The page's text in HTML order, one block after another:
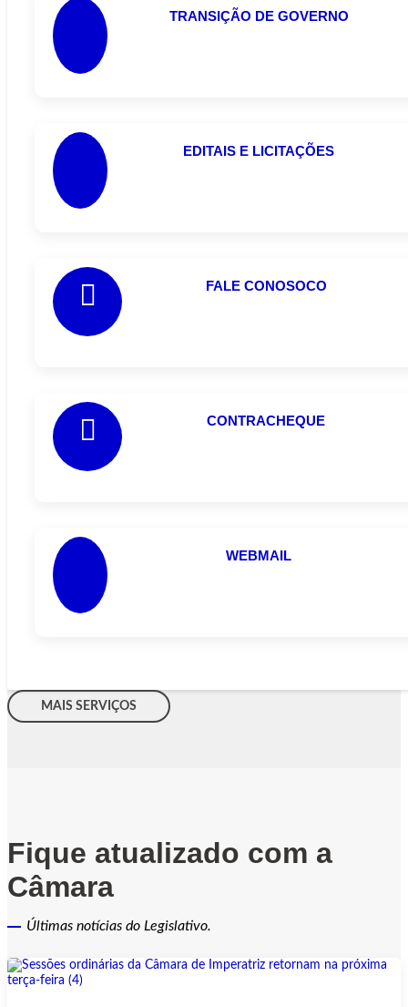
TRANSIÇÃO DE GOVERNO
EDITAIS E LICITAÇÕES
FALE CONOSOCO
CONTRACHEQUE
WEBMAIL
MAIS SERVIÇOS
Fique atualizado com a
Câmara
Últimas notícias do Legislativo.